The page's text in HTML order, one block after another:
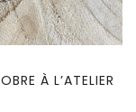
À L’ATELIER